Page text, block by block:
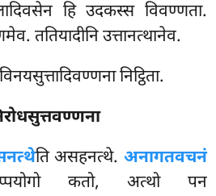
हि उदकस्स विवण्णता.
ततियादीनि उत्तानत्थानेव.
निट्ठिता.
ति असहनत्थे. अनागतवचनं
कतो, अत्थो पन